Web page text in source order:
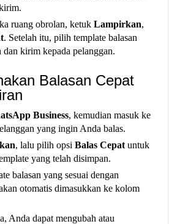
ruang obrolan, ketukLampirkan,
. Setelah itu, pilih template balasan
kirim kepada pelanggan.
Balasan Cepat
Business, kemudian masuk ke
yang ingin Anda balas.
, lalu pilih opsiBalas Cepat untuk
yang telah disimpan.
balasan yang sesuai dengan
otomatis dimasukkan ke kolom
Anda dapat mengubah atau